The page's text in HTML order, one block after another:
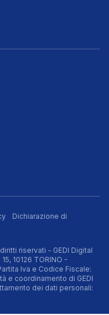
Dichiarazione di
riservati - GEDI Digital
10126 TORINO -
Iva e Codice Fiscale:
e coordinamento di GEDI
dei dati personali: